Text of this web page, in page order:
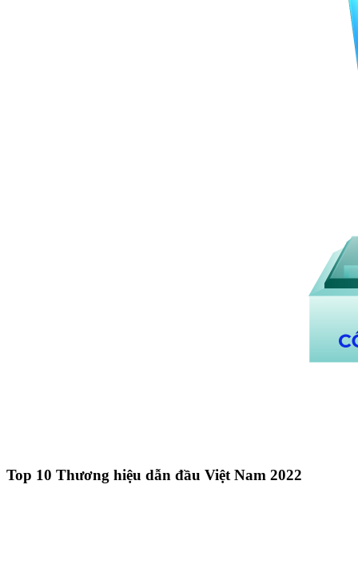
Top 10 Thương hiệu dẫn đầu Việt Nam 2022